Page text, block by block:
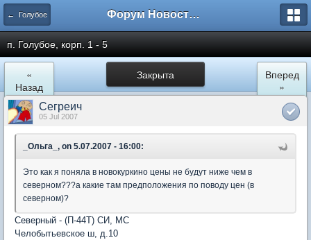
← Голубое Форум Новостройки
п. Голубое, корп. 1 - 5
Закрыта
«
Назад
Вперед
»
Сегреич
05 Jul 2007
_Ольга_, on 5.07.2007 - 16:00:
Это как я поняла в новокуркино цены не будут ниже чем в
северном???а какие там предположения по поводу цен (в
северном)?
Северный - (П-44Т) СИ, МС
Челобытьевское ш, д.10